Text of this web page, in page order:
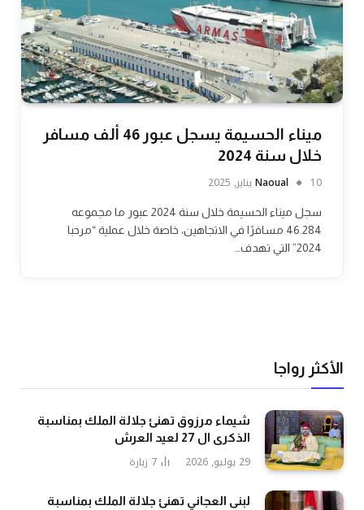
ميناء الحسيمة يسجل عبور 46 ألف مسافر
خلال سنة 2024
Naoual 10 يناير, 2025
سجل ميناء الحسيمة خلال سنة 2024 عبور ما مجموعه
46.284 مسافرًا في الاتجاهين، خاصة خلال عملية “مرحبا
2024” التي تهدف…
الأكثر رواجا
شيماء مرزوق تهنئ جلالة الملك بمناسبة
الذكرى ال 27 لعيد العرش
29 يوليو, 2026 7 زيارة
لبنى العجاني تهنئ جلالة الملك بمناسبة